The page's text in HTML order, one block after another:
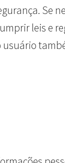
Se
leis e